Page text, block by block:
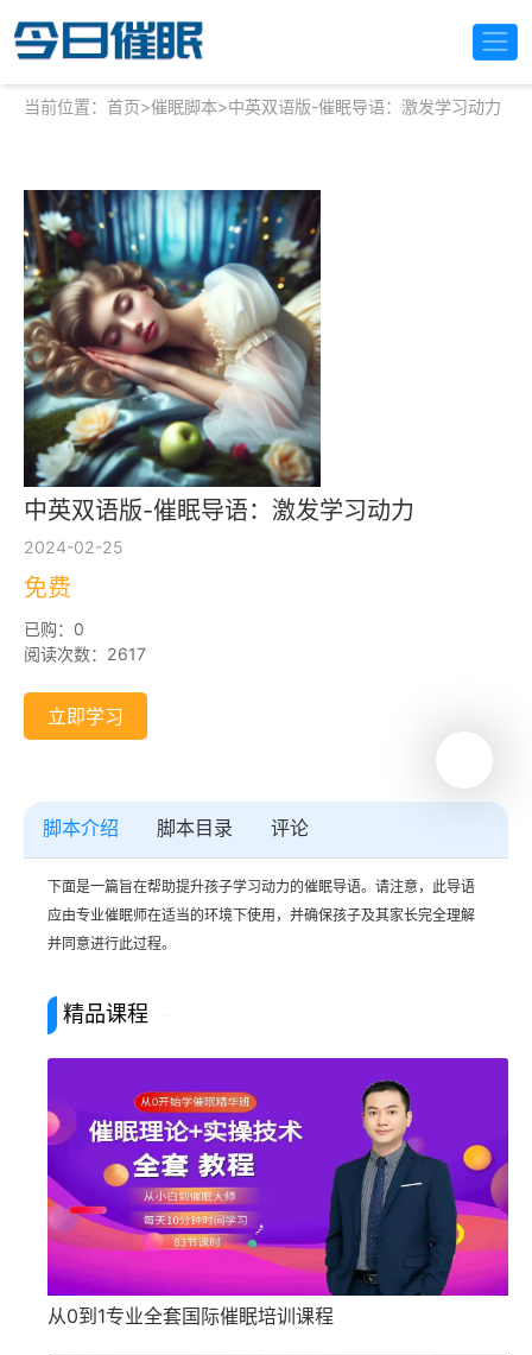
当前位置： 首页>催眠脚本>中英双语版-催眠导语：激发学习动力
中英双语版-催眠导语：激发学习动力
2024-02-25
免费
已购：0
阅读次数：2617
立即学习
脚本介绍 脚本目录 评论
下面是一篇旨在帮助提升孩子学习动力的催眠导语。请注意，此导语
应由专业催眠师在适当的环境下使用，并确保孩子及其家长完全理解
并同意进行此过程。
精品课程
从0到1专业全套国际催眠培训课程